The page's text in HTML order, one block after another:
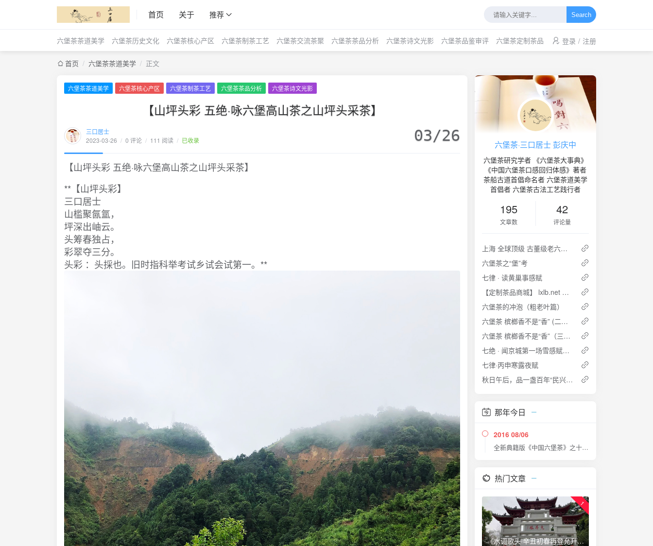
首页 关于 推荐 Search
六堡茶茶道美学 六堡茶历史文化 六堡茶核心产区 六堡茶制茶工艺 六堡茶交流茶聚 六堡茶茶品分析 六堡茶诗文光影 六堡茶品鉴审评 六堡茶定制茶品 登录 / 注册
首页 / 六堡茶茶道美学 / 正文
六堡茶茶道美学 六堡茶核心产区 六堡茶制茶工艺 六堡茶茶品分析 六堡茶诗文光影
【山坪头彩 五绝·咏六堡高山茶之山坪头采茶】
三口居士
2023-03-26 / 0 评论 / 111 阅读 / 已收录 03/26
【山坪头彩 五绝·咏六堡高山茶之山坪头采茶】
**【山坪头彩】
三口居士
山槛聚氤氲，
坪深出岫云。
头筹春独占，
彩翠夺三分。
头彩 ：头採也。旧时指科举考试乡试会试第一。**
六堡茶·三口居士 彭庆中
六堡茶研究学者 《六堡茶大事典》
《中国六堡茶口感回归体感》著者
茶船古道首倡命名者 六堡茶道美学
首倡者 六堡茶古法工艺践行者
195
文章数
42
评论量
上海 全球顶级 古董级老六堡品鉴会 2018.12
六堡茶之“堡”考
七律 · 读黄巢事感赋
【定制茶品商城】 lxlb.net 来些六堡
六堡茶的冲泡（粗老叶篇）
六堡茶 槟榔香不是“香” (二） ——透彻理解六堡茶槟榔香及其成因
六堡茶 槟榔香不是“香”（三） ——透彻理解六堡茶槟榔香及其成因
七绝 · 闻京城第一场雪感赋兼和江云兄
七律·丙申寒露夜赋
秋日午后，品一盏百年“民兴号” (2015-09-14 15:40:51)
那年今日
2016 08/06
全新典籍版《中国六堡茶》之十三大特色
热门文章
1
《水调歌头·辛丑初春再登允升塔》